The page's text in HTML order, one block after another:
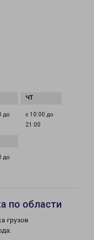
до
с 10:00 до
21:00
до
по области
грузов